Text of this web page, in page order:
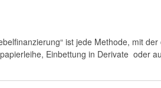
ist jede Methode, mit
Einbettung in Derivate oder